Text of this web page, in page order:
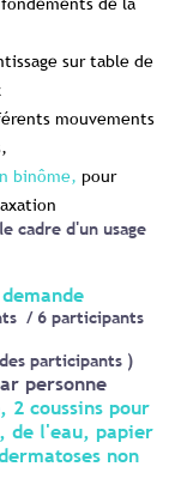
table de
binôme, pour
cadre d'un usage
/ 6 participants
participants )
personne
2 coussins pour
de l'eau, papier
non